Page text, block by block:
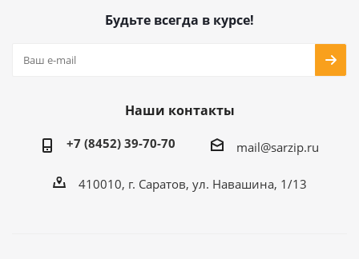
Будьте всегда в курсе!
Наши контакты
+7 (8452) 39-70-70 mail@sarzip.ru
410010, г. Саратов, ул. Навашина, 1/13